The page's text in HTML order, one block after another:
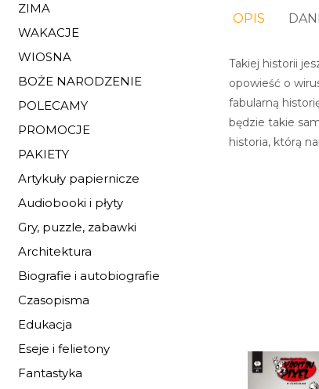
ZIMA
WAKACJE
WIOSNA
BOŻE NARODZENIE
POLECAMY
PROMOCJE
PAKIETY
Artykuły papiernicze
Audiobooki i płyty
Gry, puzzle, zabawki
Architektura
Biografie i autobiografie
Czasopisma
Edukacja
Eseje i felietony
Fantastyka
OPIS
Takiej historii
opowieść o
fabularną
będzie takie
historia, którą